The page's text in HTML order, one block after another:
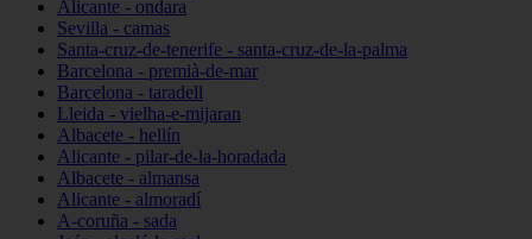
Alicante - ondara
Sevilla - camas
Santa-cruz-de-tenerife - santa-cruz-de-la-palma
Barcelona - premià-de-mar
Barcelona - taradell
Lleida - vielha-e-mijaran
Albacete - hellín
Alicante - pilar-de-la-horadada
Albacete - almansa
Alicante - almoradí
A-coruña - sada